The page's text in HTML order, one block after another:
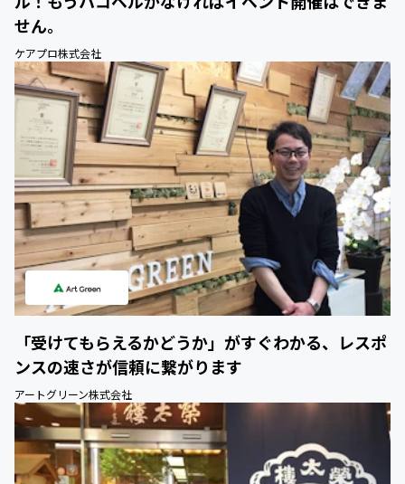
せん。
ケアプロ株式会社
「受けてもらえるかどうか」がすぐわかる、レスポ
ンスの速さが信頼に繋がります
アートグリーン株式会社